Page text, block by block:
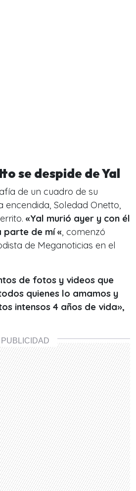
se despide de Yal
de un cuadro de su
encendida, Soledad Onetto,
«Yal murió ayer y con él
parte de mí «, comenzó
de Meganoticias en el
de fotos y videos que
quienes lo amamos y
intensos 4 años de vida»,